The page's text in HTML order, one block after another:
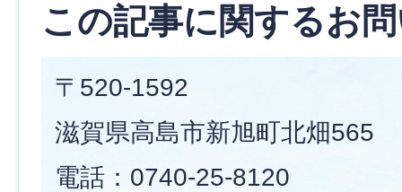
この記事に関するお
〒520-1592
滋賀県高島市新旭町北畑565
電話：0740-25-8120